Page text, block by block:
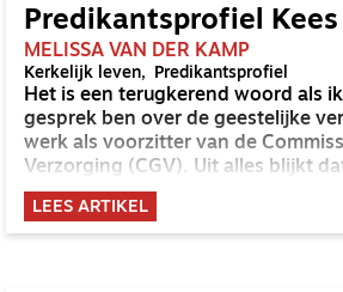
Predikantsprofiel Kees
MELISSA VAN DER KAMP
Kerkelijk leven Predikantsprofiel
Het is een terugkerend woord als
gesprek ben over de geestelijke
werk als voorzitter van de
Verzorging (CGV). Uit alles blijkt
hart en ziel vervult. Niet in de
door zijn eigen ervaringen als
Defensie. Kees stelt dat geestelijk
LEES ARTIKEL